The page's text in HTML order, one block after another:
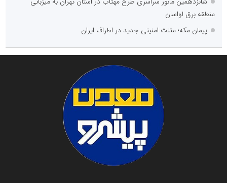
منطقه برق لواسان
پیمان مکه؛ مثلث امنیتی جدید در اطراف ایران